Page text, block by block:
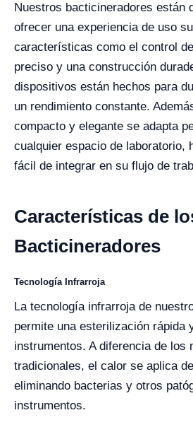
Nuestros bacticineradores están
ofrecer una experiencia de uso
características como el control
preciso y una construcción
dispositivos están hechos para
un rendimiento constante.
compacto y elegante se adapta
cualquier espacio de laboratorio,
fácil de integrar en su flujo de
Características de
Bacticineradores
Tecnología Infrarroja
La tecnología infrarroja de
permite una esterilización rápida
instrumentos. A diferencia de los
tradicionales, el calor se aplica
eliminando bacterias y otros
instrumentos.